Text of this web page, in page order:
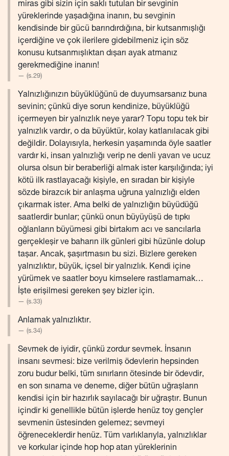
miras gibi sizin için saklı tutulan bir sevginin
yüreklerinde yaşadığına inanın, bu sevginin
kendisinde bir gücü barındırdığına, bir kutsanmışlığı
içerdiğine ve çok ilerilere gidebilmeniz için söz
konusu kutsanmışlıktan dışarı ayak atmanız
gerekmediğine inanın!
(s.29)
Yalnızlığınızın büyüklüğünü de duyumsarsanız buna
sevinin; çünkü diye sorun kendinize, büyüklüğü
içermeyen bir yalnızlık neye yarar? Topu topu tek bir
yalnızlık vardır, o da büyüktür, kolay katlanılacak gibi
değildir. Dolayısıyla, herkesin yaşamında öyle saatler
vardır ki, insan yalnızlığı verip ne denli yavan ve ucuz
olursa olsun bir beraberliği almak ister karşılığında; iyi
kötü ilk rastlayacağı kişiyle, en sıradan bir kişiyle
sözde birazcık bir anlaşma uğruna yalnızlığı elden
çıkarmak ister. Ama belki de yalnızlığın büyüdüğü
saatlerdir bunlar; çünkü onun büyüyüşü de tıpkı
oğlanların büyümesi gibi birtakım acı ve sancılarla
gerçekleşir ve baharın ilk günleri gibi hüzünle dolup
taşar. Ancak, şaşırtmasın bu sizi. Bizlere gereken
yalnızlıktır, büyük, içsel bir yalnızlık. Kendi içine
yürümek ve saatler boyu kimselere rastlamamak…
İşte erişilmesi gereken şey bizler için.
(s.33)
Anlamak yalnızlıktır.
(s.34)
Sevmek de iyidir, çünkü zordur sevmek. İnsanın
insanı sevmesi: bize verilmiş ödevlerin hepsinden
zoru budur belki, tüm sınırların ötesinde bir ödevdir,
en son sınama ve deneme, diğer bütün uğraşların
kendisi için bir hazırlık sayılacağı bir uğraştır. Bunun
içindir ki genellikle bütün işlerde henüz toy gençler
sevmenin üstesinden gelemez; sevmeyi
öğreneceklerdir henüz. Tüm varlıklarıyla, yalnızlıklar
ve korkular içinde hop hop atan yüreklerinin